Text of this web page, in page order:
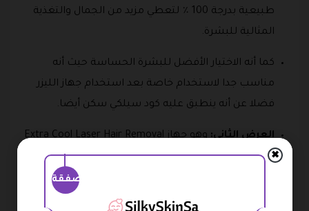
طبيعية بدرجة 100 ٪ لتعطي مزيد من الجمال والتغذية
المثالية للبشرة.
كما أنه الاختيار الأفضل للبشرة الحساسة حيث أنه
مناسب جدا لاستخدام خاصة بعد استخدام جهاز الليزر
فضلا عن أنه ينطبق عليه كود سيلكي سكن أيضا.
العرض الثاني:
وهو جهاز Extra Cool Laser Hair Removal
المميز الذي يوفره متجر سيلكي سكن بسعر أكثر من رائع
وهذا الجهاز يقدم العديد من الخدمات المميزة ومنها إزالة
صفقة
✖